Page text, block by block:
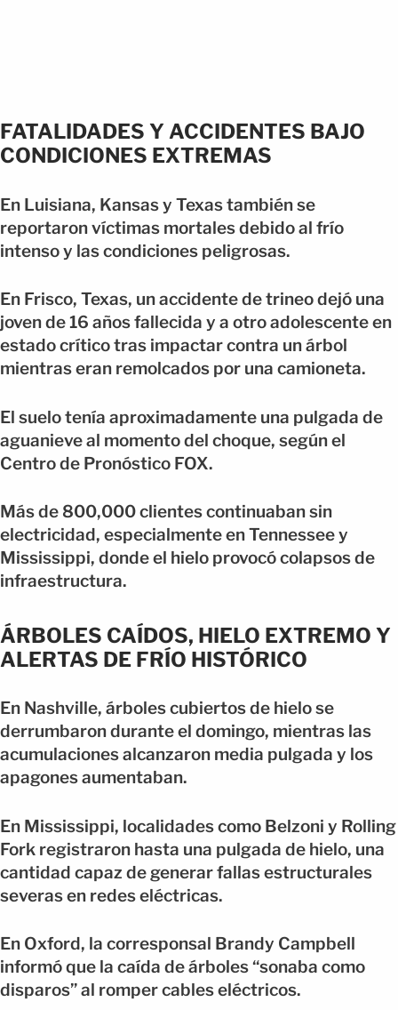
FATALIDADES Y ACCIDENTES BAJO
CONDICIONES EXTREMAS
En Luisiana, Kansas y Texas también se
reportaron víctimas mortales debido al frío
intenso y las condiciones peligrosas.
En Frisco, Texas, un accidente de trineo dejó una
joven de 16 años fallecida y a otro adolescente en
estado crítico tras impactar contra un árbol
mientras eran remolcados por una camioneta.
El suelo tenía aproximadamente una pulgada de
aguanieve al momento del choque, según el
Centro de Pronóstico FOX.
Más de 800,000 clientes continuaban sin
electricidad, especialmente en Tennessee y
Mississippi, donde el hielo provocó colapsos de
infraestructura.
ÁRBOLES CAÍDOS, HIELO EXTREMO Y
ALERTAS DE FRÍO HISTÓRICO
En Nashville, árboles cubiertos de hielo se
derrumbaron durante el domingo, mientras las
acumulaciones alcanzaron media pulgada y los
apagones aumentaban.
En Mississippi, localidades como Belzoni y Rolling
Fork registraron hasta una pulgada de hielo, una
cantidad capaz de generar fallas estructurales
severas en redes eléctricas.
En Oxford, la corresponsal Brandy Campbell
informó que la caída de árboles “sonaba como
disparos” al romper cables eléctricos.